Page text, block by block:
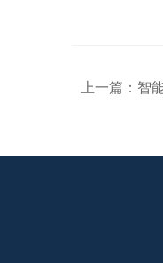
上一篇： 智